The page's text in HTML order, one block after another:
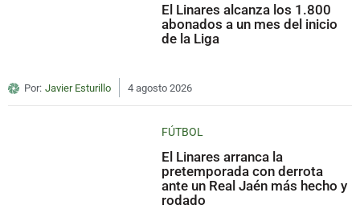
El Linares alcanza los 1.800
abonados a un mes del inicio
de la Liga
Por: Javier Esturillo 4 agosto 2026
FÚTBOL
El Linares arranca la
pretemporada con derrota
ante un Real Jaén más hecho y
rodado